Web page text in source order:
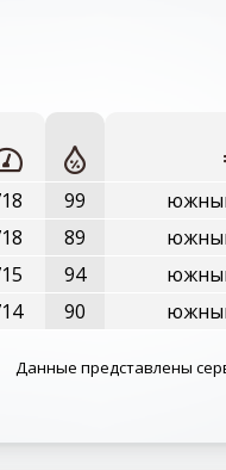
99
89
94
90
Данные представлены